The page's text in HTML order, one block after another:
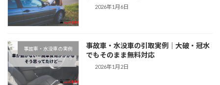
2026年1月6日
事故車・水没車の実例
事故車・水没車の引取実例｜大破・冠水
でもそのまま無料対応
2026年1月2日